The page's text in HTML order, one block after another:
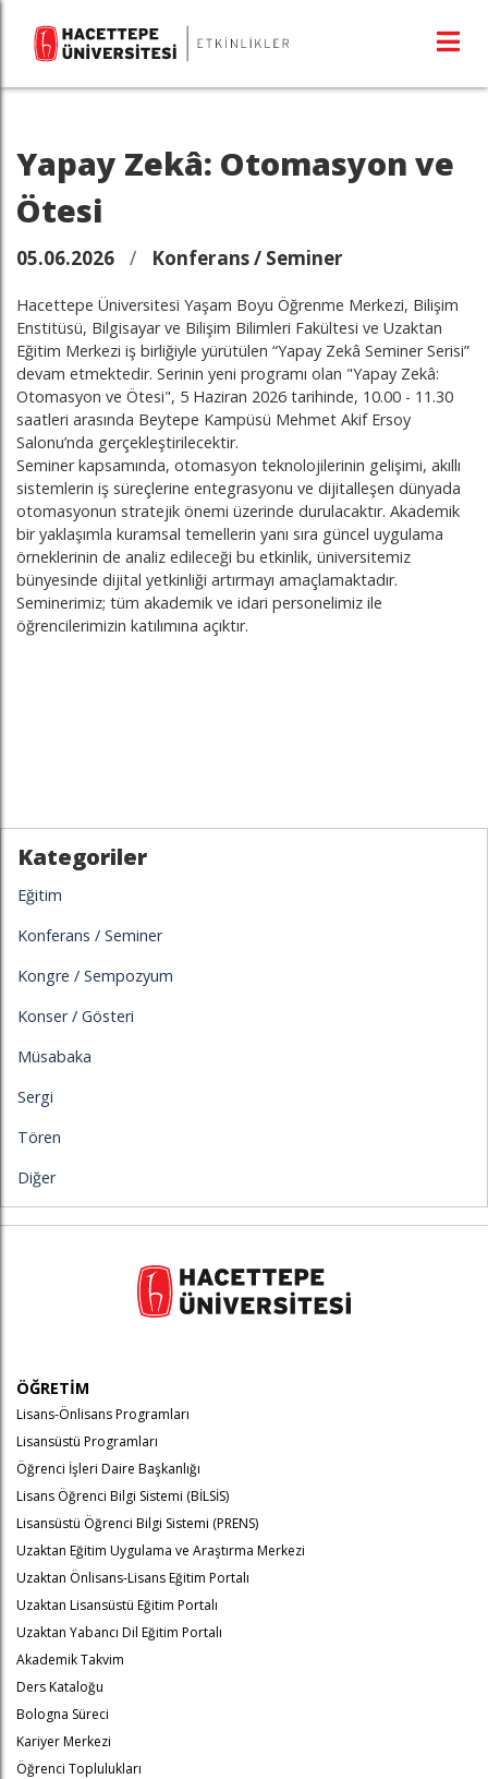
Yapay Zekâ: Otomasyon ve
Ötesi
05.06.2026 / Konferans / Seminer
Hacettepe Üniversitesi Yaşam Boyu Öğrenme Merkezi, Bilişim
Enstitüsü, Bilgisayar ve Bilişim Bilimleri Fakültesi ve Uzaktan
Eğitim Merkezi iş birliğiyle yürütülen “Yapay Zekâ Seminer Serisi”
devam etmektedir. Serinin yeni programı olan "Yapay Zekâ:
Otomasyon ve Ötesi", 5 Haziran 2026 tarihinde, 10.00 - 11.30
saatleri arasında Beytepe Kampüsü Mehmet Akif Ersoy
Salonu’nda gerçekleştirilecektir.
Seminer kapsamında, otomasyon teknolojilerinin gelişimi, akıllı
sistemlerin iş süreçlerine entegrasyonu ve dijitalleşen dünyada
otomasyonun stratejik önemi üzerinde durulacaktır. Akademik
bir yaklaşımla kuramsal temellerin yanı sıra güncel uygulama
örneklerinin de analiz edileceği bu etkinlik, üniversitemiz
bünyesinde dijital yetkinliği artırmayı amaçlamaktadır.
Seminerimiz; tüm akademik ve idari personelimiz ile
öğrencilerimizin katılımına açıktır.
Kategoriler
Eğitim
Konferans / Seminer
Kongre / Sempozyum
Konser / Gösteri
Müsabaka
Sergi
Tören
Diğer
ÖĞRETİM
Lisans-Önlisans Programları
Lisansüstü Programları
Öğrenci İşleri Daire Başkanlığı
Lisans Öğrenci Bilgi Sistemi (BİLSİS)
Lisansüstü Öğrenci Bilgi Sistemi (PRENS)
Uzaktan Eğitim Uygulama ve Araştırma Merkezi
Uzaktan Önlisans-Lisans Eğitim Portalı
Uzaktan Lisansüstü Eğitim Portalı
Uzaktan Yabancı Dil Eğitim Portalı
Akademik Takvim
Ders Kataloğu
Bologna Süreci
Kariyer Merkezi
Öğrenci Toplulukları